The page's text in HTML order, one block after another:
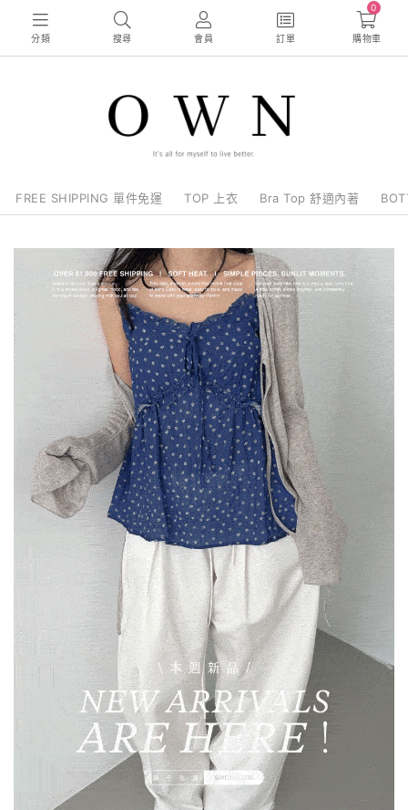
分類 搜尋 會員 訂單
0
購物車
FREE SHIPPING 單件免運 TOP 上衣 Bra Top 舒適內著